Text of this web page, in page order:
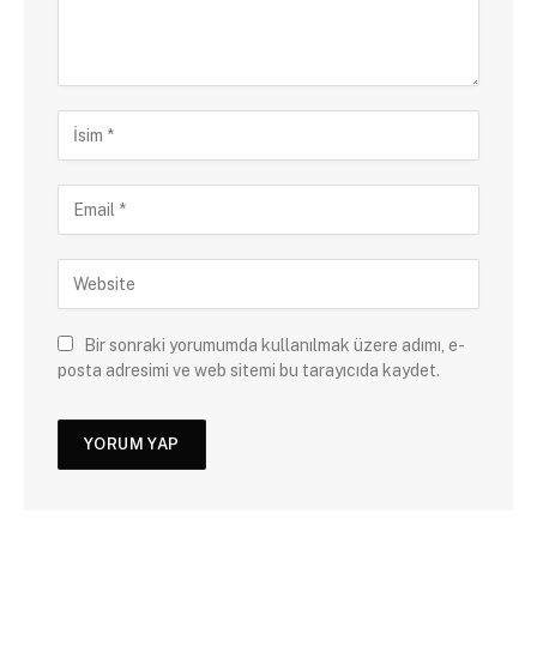
Bir sonraki yorumumda kullanılmak üzere adımı, e-
posta adresimi ve web sitemi bu tarayıcıda kaydet.